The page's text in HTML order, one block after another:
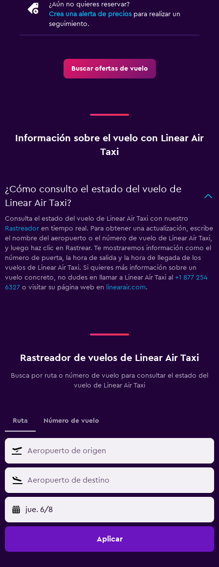
¿Aún no quieres reservar?
Crea una alerta de precios para realizar un
seguimiento.
Buscar ofertas de vuelo
Información sobre el vuelo con Linear Air
Taxi
¿Cómo consulto el estado del vuelo de
Linear Air Taxi?
Consulta el estado del vuelo de Linear Air Taxi con nuestro
Rastreador en tiempo real. Para obtener una actualización, escribe
el nombre del aeropuerto o el número de vuelo de Linear Air Taxi,
y luego haz clic en Rastrear. Te mostraremos información como el
número de puerta, la hora de salida y la hora de llegada de los
vuelos de Linear Air Taxi. Si quieres más información sobre un
vuelo concreto, no dudes en llamar a Linear Air Taxi al +1 877 254
6327 o visitar su página web en linearair.com.
Rastreador de vuelos de Linear Air Taxi
Busca por ruta o número de vuelo para consultar el estado del
vuelo de Linear Air Taxi
Ruta Número de vuelo
jue. 6/8
Aplicar